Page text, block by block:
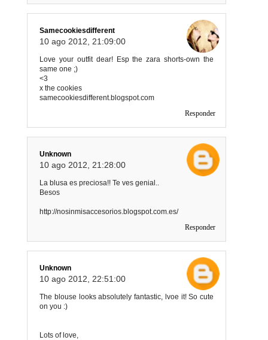
Samecookiesdifferent
10 ago 2012, 21:09:00
Love your outfit dear! Esp the zara shorts-own the
same one ;)
<3
x the cookies
samecookiesdifferent.blogspot.com
Responder
Unknown
10 ago 2012, 21:28:00
La blusa es preciosa!! Te ves genial..
Besos
http://nosinmisaccesorios.blogspot.com.es/
Responder
Unknown
10 ago 2012, 22:51:00
The blouse looks absolutely fantastic, lvoe it! So cute
on you :)
Lots of love,